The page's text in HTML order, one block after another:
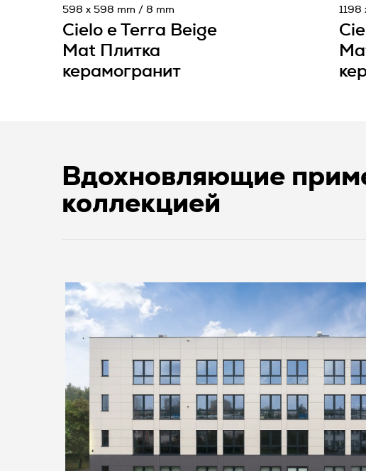
Cielo e Terra Beige
Mat Плитка
керамогранит
598 x 598 mm / 8 mm
1198
Вдохновляющие
коллекцией